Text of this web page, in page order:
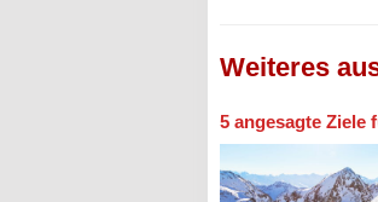
Weiteres
5 angesagte Ziele